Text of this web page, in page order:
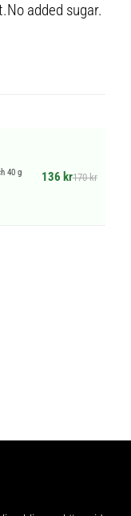
added sugar.
40 g
136 kr170 kr